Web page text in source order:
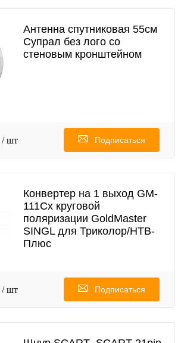
Антенна спутниковая 55см
Супрал без лого со
стеновым кронштейном
/ шт Подписаться
Конвертер на 1 выход GM-
111Cx круговой
поляризации GoldMaster
SINGL для Триколор/НТВ-
Плюс
/ шт Подписаться